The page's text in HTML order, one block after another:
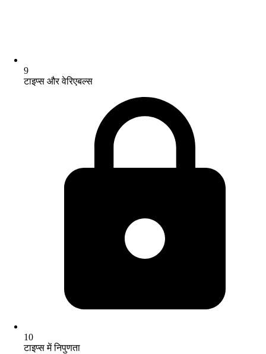
9
टाइप्स और वेरिएबल्स
10
टाइप्स में निपुणता